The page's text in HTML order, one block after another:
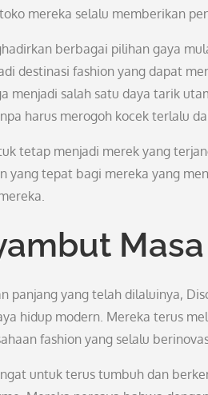
mereka selalu memberikan
berbagai pilihan gaya
destinasi fashion yang dapat
menjadi salah satu daya tarik
harus merogoh kocek terlalu
tetap menjadi merek yang
yang tepat bagi mereka yang
panjang yang telah dilaluinya,
hidup modern. Mereka terus
fashion yang selalu
untuk terus tumbuh dan